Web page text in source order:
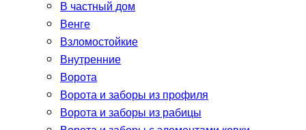
В частный дом
Венге
Взломостойкие
Внутренние
Ворота
Ворота и заборы из профиля
Ворота и заборы из рабицы